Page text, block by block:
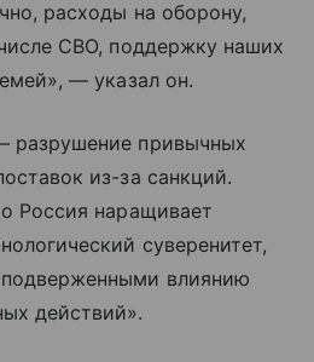
расходы на оборону,
СВО, поддержку наших
— указал он.
разрушение привычных
из-за санкций.
Россия наращивает
суверенитет,
влиянию
действий».